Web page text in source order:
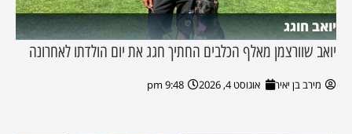
יואב חוגג
יואב שוורצמן מאלף הכלבים החתיך חגג את יום הולדתו לאחרונה
מירב בן יאיר אוגוסט 4, 2026 9:48 pm